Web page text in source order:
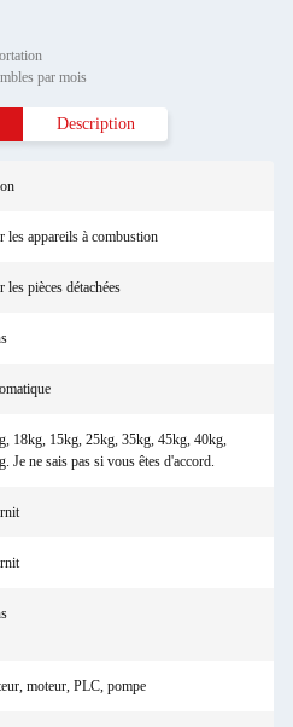
par mois
Description
les appareils à combustion
les pièces détachées
18kg, 15kg, 25kg, 35kg, 45kg, 40kg,
Je ne sais pas si vous êtes d'accord.
moteur, PLC, pompe